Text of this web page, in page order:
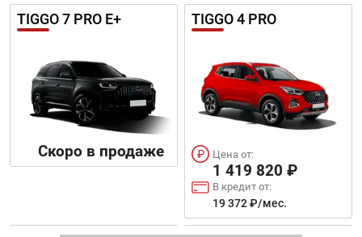
TIGGO 7 PRO E+
Скоро в продаже
TIGGO 4 PRO
Цена от:
1 419 820 ₽
В кредит от:
19 372 ₽/мес.